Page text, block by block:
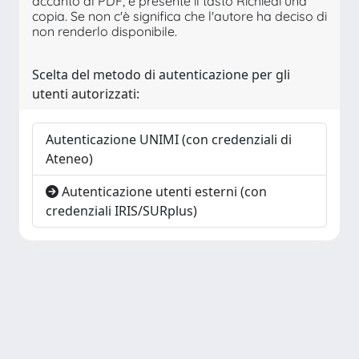
copia. Se non c'è significa che l'autore ha deciso di
non renderlo disponibile.
Scelta del metodo di autenticazione per gli
utenti autorizzati:
Autenticazione UNIMI (con credenziali di
Ateneo)
Autenticazione utenti esterni (con
credenziali IRIS/SURplus)